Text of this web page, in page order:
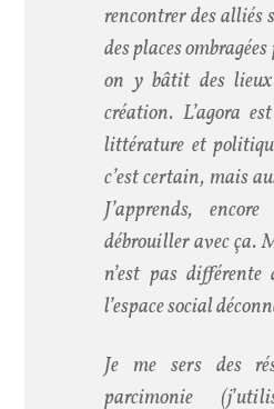
rencontrer des alliés
des places
on y bâtit des
création. L’agora
littérature et
c’est certain, mais
J’apprends,
débrouiller avec ça.
n’est pas
l’espace social
Je me sers des
parcimonie